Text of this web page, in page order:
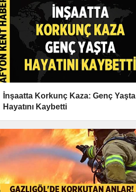
İnşaatta Korkunç Kaza: Genç Yaşta
Hayatını Kaybetti